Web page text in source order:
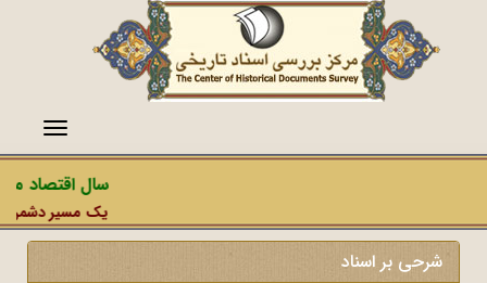
منو
سال اقتصاد
یک مسیر دشمن،
شرحی بر اسناد